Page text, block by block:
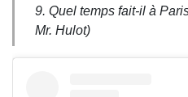
9. Quel temps fait-il à
Mr. Hulot)